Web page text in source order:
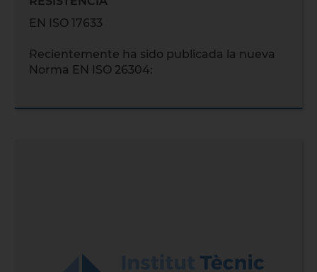
EN ISO 17633
Recientemente ha sido publicada la nueva
Norma EN ISO 26304: